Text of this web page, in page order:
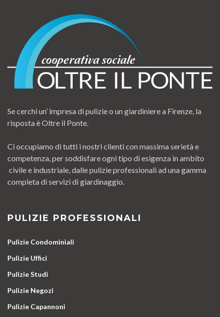
Se cerchi un’ impresa di pulizie o un giardiniere a Firenze, la
risposta è Oltre il Ponte.
Ci occupiamo di tutti i nostri clienti con massima serietà e
competenza, per soddisfare ogni tipo di esigenza in ambito
civile e industriale, dalle pulizie professionali ad una gamma
completa di servizi di giardinaggio.
PULIZIE PROFESSIONALI
Pulizie Condominiali
Pulizie Uffici
Pulizie Studi
Pulizie Negozi
Pulizie Capannoni